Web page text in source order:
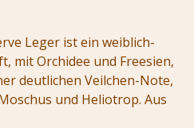
Leger ist ein weiblich-
mit Orchidee und Freesien,
deutlichen Veilchen-Note,
und Heliotrop. Aus